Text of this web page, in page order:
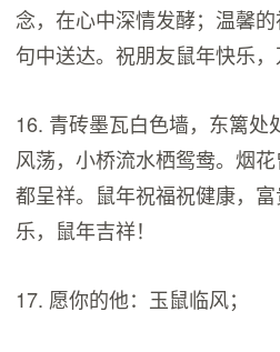
念，在心中深情发酵；温馨
句中送达。祝朋友鼠年快乐，
16. 青砖墨瓦白色墙，东篱处
风荡，小桥流水栖鸳鸯。烟
都呈祥。鼠年祝福祝健康，
乐，鼠年吉祥！
17. 愿你的他：玉鼠临风；